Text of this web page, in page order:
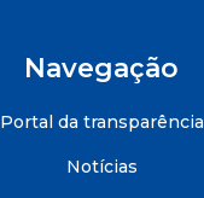
Navegação
Portal da transparência
Notícias